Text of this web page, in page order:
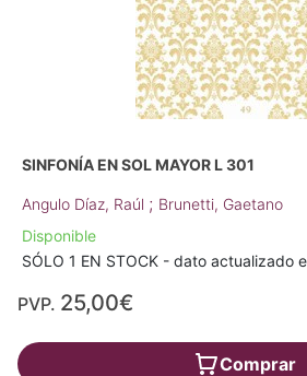
SINFONÍA EN SOL MAYOR L 301
Angulo Díaz, Raúl ; Brunetti, Gaetano
Disponible
SÓLO 1 EN STOCK - dato actualizado
PVP. 25,00€
Comprar